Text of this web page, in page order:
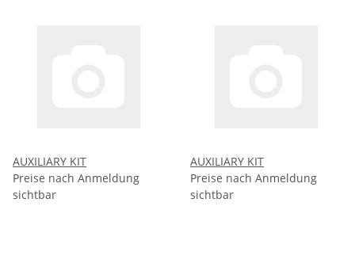
AUXILIARY KIT
Preise nach Anmeldung
sichtbar
AUXILIARY KIT
Preise nach Anmeldung
sichtbar